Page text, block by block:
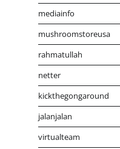
mediainfo
mushroomstoreusa
rahmatullah
netter
kickthegongaround
jalanjalan
virtualteam